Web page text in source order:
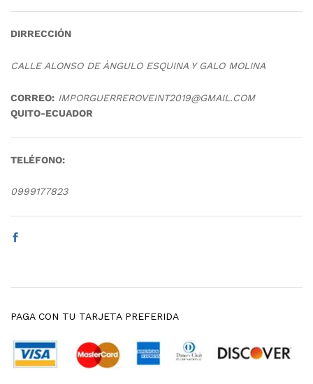
DIRRECCIÓN
CALLE ALONSO DE ÀNGULO ESQUINA Y GALO MOLINA
CORREO: IMPORGUERREROVEINT2019@GMAIL.COM
QUITO-ECUADOR
TELÉFONO:
0999177823
PAGA CON TU TARJETA PREFERIDA